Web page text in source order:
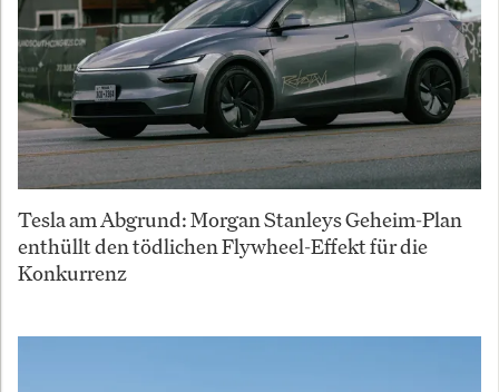
Tesla am Abgrund: Morgan Stanleys Geheim-Plan
enthüllt den tödlichen Flywheel-Effekt für die
Konkurrenz